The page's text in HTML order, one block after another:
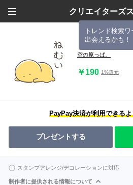
クリエイターズ
トレンド検索
出会えるかも！
もきゅ5
空の原っぱ。
￥190 1%還元
PayPay決済が利用できる
プレゼントする
スタンプアレンジ/デコレーションに対応
制作者に提供される情報について